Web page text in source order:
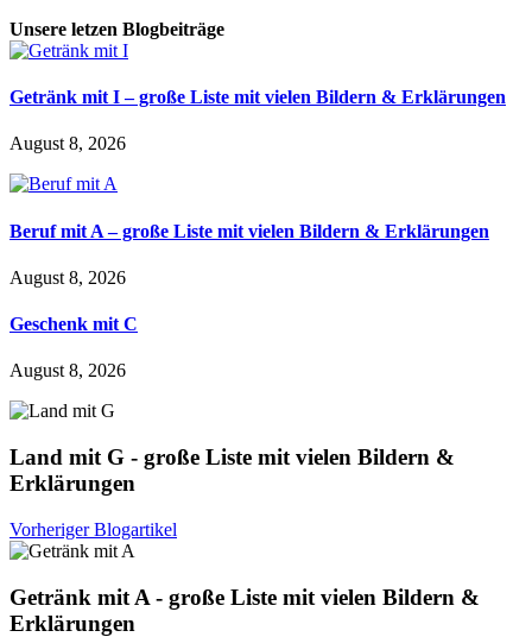
Unsere letzen Blogbeiträge
Getränk mit I – große Liste mit vielen Bildern & Erklärungen
August 8, 2026
Beruf mit A – große Liste mit vielen Bildern & Erklärungen
August 8, 2026
Geschenk mit C
August 8, 2026
Land mit G - große Liste mit vielen Bildern &
Erklärungen
Vorheriger Blogartikel
Getränk mit A - große Liste mit vielen Bildern &
Erklärungen